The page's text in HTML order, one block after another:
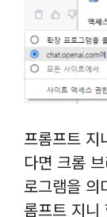
프롬프트 지
다면 크롬
로그램을 의
롬프트 지니